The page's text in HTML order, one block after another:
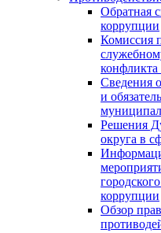
Обратная
коррупции
Комиссия
конфликта
Сведения
и
Решения
округа в
коррупции
Обзор